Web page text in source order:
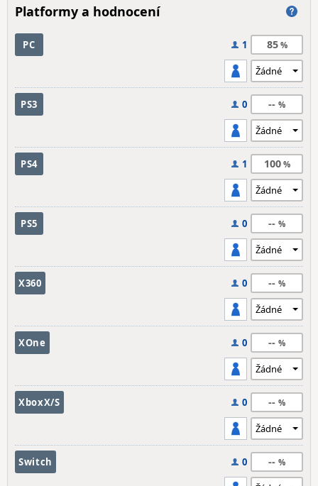
Platformy a hodnocení
PC 1 85
PS3 0 --
PS4 1 100
PS5 0 --
X360 0 --
XOne 0 --
XboxX/S 0 --
Switch 0 --